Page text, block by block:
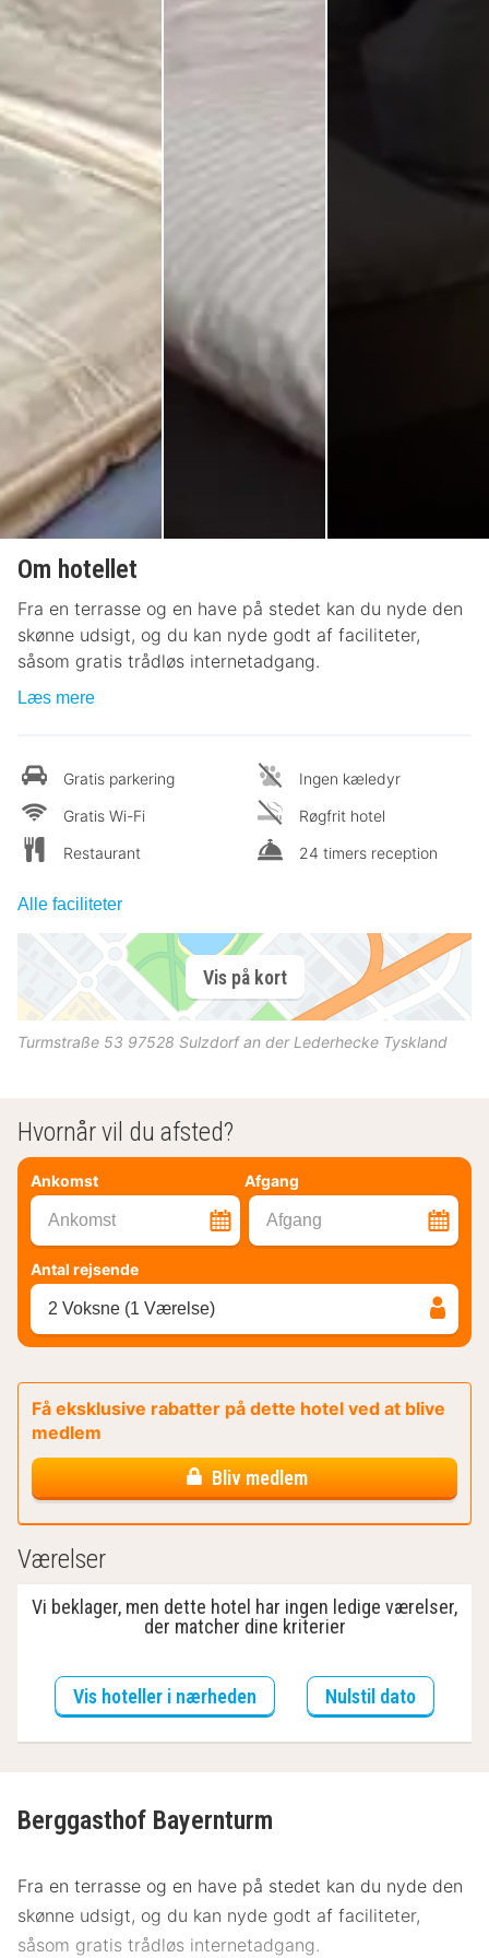
Om hotellet
Fra en terrasse og en have på stedet kan du nyde den
skønne udsigt, og du kan nyde godt af faciliteter,
såsom gratis trådløs internetadgang.
Læs mere
Gratis parkering
Gratis Wi-Fi
Restaurant
Ingen kæledyr
Røgfrit hotel
24 timers reception
Alle faciliteter
Vis på kort
Turmstraße 53 97528 Sulzdorf an der Lederhecke Tyskland
Hvornår vil du afsted?
Ankomst Afgang
Ankomst Afgang
Antal rejsende
2 Voksne (1 Værelse)
Få eksklusive rabatter på dette hotel ved at blive
medlem
Bliv medlem
Værelser
Vi beklager, men dette hotel har ingen ledige værelser,
der matcher dine kriterier
Vis hoteller i nærheden Nulstil dato
Berggasthof Bayernturm
Fra en terrasse og en have på stedet kan du nyde den
skønne udsigt, og du kan nyde godt af faciliteter,
såsom gratis trådløs internetadgang.